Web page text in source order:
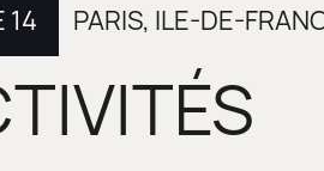
14 PARIS, ILE-DE-